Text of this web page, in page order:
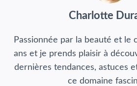
Charlotte
Passionnée par la beauté et le
ans et je prends plaisir à
dernières tendances, astuces
ce domaine